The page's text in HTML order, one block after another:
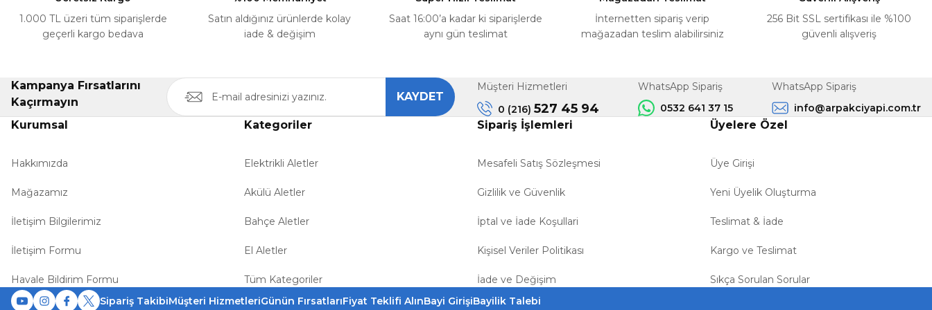
Gönder
1.000 TL üzeri tüm siparişlerde
geçerli kargo bedava
Satın aldığınız ürünlerde kolay
iade & değişim
Saat 16:00’a kadar ki siparişlerde
aynı gün teslimat
İnternetten sipariş verip
mağazadan teslim alabilirsiniz
256 Bit SSL sertifikası ile %100
güvenli alışveriş
Kampanya Fırsatlarını
Kaçırmayın
KAYDET
Müşteri Hizmetleri
0 (216) 527 45 94
WhatsApp Sipariş
0532 641 37 15
WhatsApp Sipariş
info@arpakciyapi.com.tr
Kurumsal
Hakkımızda
Mağazamız
İletişim Bilgilerimiz
İletişim Formu
Havale Bildirim Formu
Kategoriler
Elektrikli Aletler
Akülü Aletler
Bahçe Aletler
El Aletler
Tüm Kategoriler
Sipariş İşlemleri
Mesafeli Satış Sözleşmesi
Gizlilik ve Güvenlik
İptal ve İade Koşullari
Kişisel Veriler Politikası
İade ve Değişim
Üyelere Özel
Üye Girişi
Yeni Üyelik Oluşturma
Teslimat & İade
Kargo ve Teslimat
Sıkça Sorulan Sorular
Sipariş TakibiMüşteri HizmetleriGünün FırsatlarıFiyat Teklifi AlınBayi GirişiBayilik Talebi